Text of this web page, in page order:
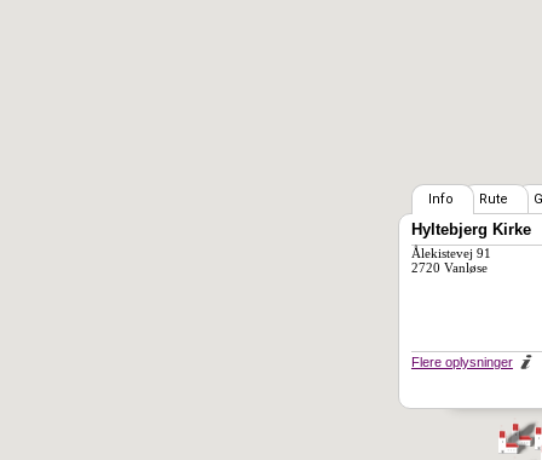
Info Rute
Hyltebjerg Kirke
Ålekistevej 91
2720 Vanløse
Flere oplysninger